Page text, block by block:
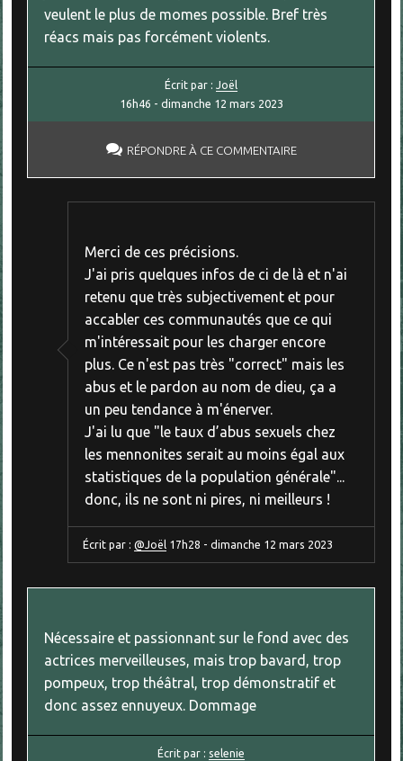
veulent le plus de momes possible. Bref très
réacs mais pas forcément violents.
Écrit par :Joël
16h46 - dimanche 12 mars 2023
RÉPONDRE À CE COMMENTAIRE
Merci de ces précisions.
J'ai pris quelques infos de ci de là et n'ai
retenu que très subjectivement et pour
accabler ces communautés que ce qui
m'intéressait pour les charger encore
plus. Ce n'est pas très "correct" mais les
abus et le pardon au nom de dieu, ça a
un peu tendance à m'énerver.
J'ai lu que "le taux d’abus sexuels chez
les mennonites serait au moins égal aux
statistiques de la population générale"...
donc, ils ne sont ni pires, ni meilleurs !
Écrit par : @Joël 17h28 - dimanche 12 mars 2023
Nécessaire et passionnant sur le fond avec des
actrices merveilleuses, mais trop bavard, trop
pompeux, trop théâtral, trop démonstratif et
donc assez ennuyeux. Dommage
Écrit par : selenie